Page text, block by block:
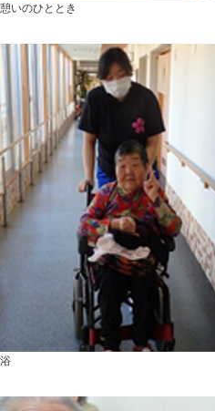
いのひととき